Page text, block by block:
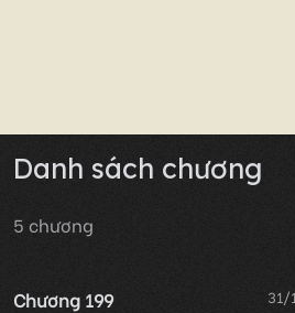
Danh sách chương
5 chương
Chương 199 31/